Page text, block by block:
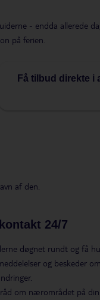
- endda allerede
på ferien.
Få tilbud direkte i
af den.
24/7
døgnet rundt og få
og beskeder om
om nærområdet på din